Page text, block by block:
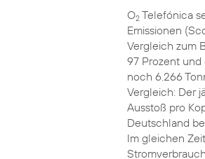
O2Telefónica
Emissionen
Vergleich zum
97 Prozent
noch 6.266
Vergleich: Der
Ausstoß pro
Deutschland
Im gleichen